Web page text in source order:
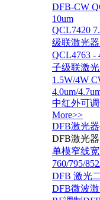
DFB-CW
10um
QCL7420
级联激光
QCL4763 -
子级联激
1.5W/4W
4.0um/
中红外可
More>>
DFB激光器
DFB激光器
单模窄线
760/795/
DFB 激光
DFB微波